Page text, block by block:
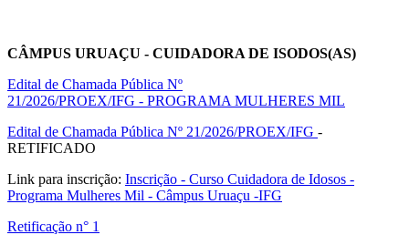
CÂMPUS URUAÇU - CUIDADORA DE ISODOS(AS)
Edital de Chamada Pública Nº
21/2026/PROEX/IFG - PROGRAMA MULHERES MIL
Edital de Chamada Pública Nº 21/2026/PROEX/IFG -
RETIFICADO
Link para inscrição: Inscrição - Curso Cuidadora de Idosos -
Programa Mulheres Mil - Câmpus Uruaçu -IFG
Retificação n° 1